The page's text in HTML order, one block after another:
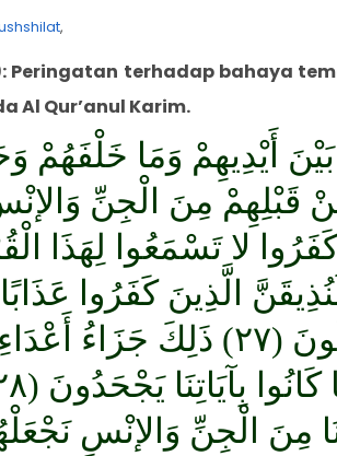
,
Peringatan terhadap bahaya
Al Qur’anul Karim.
بَيْنَ أَيْدِيهِمْ وَمَا خَلْفَهُمْ
مِنَ الْجِنِّ
الَّذِينَ كَفَرُوا لا تَسْمَعُوا لِهَذَا
فِيهِ لَعَلَّكُمْ تَغْلِبُونَ (٢٦) فَلَنُذِيقَنَّ الَّذِينَ كَفَرُوا
وَلَنَجْزِيَنَّهُمْ أَسْوَأَ الَّذِي كَانُوا يَعْمَلُونَ (٢٧) ذَلِكَ
مِنَ الْجِنِّ وَالإنْسِ